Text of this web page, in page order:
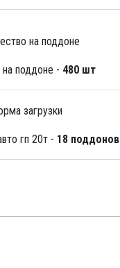
поддоне - 480 шт
гп 20т - 18 поддонов